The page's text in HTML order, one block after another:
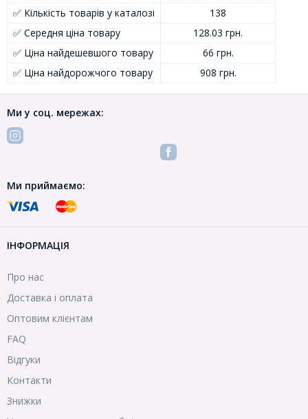
✅ Кількість товарів у каталозі
138
✅ Середня ціна товару
128.03 грн.
✅ Ціна найдешевшого товару
66 грн.
✅ Ціна найдорожчого товару
908 грн.
Ми у соц. мережах:
Ми приймаємо:
ІНФОРМАЦІЯ
Про нас
Доставка і оплата
Оптовим клієнтам
FAQ
Відгуки
Контакти
Знижки